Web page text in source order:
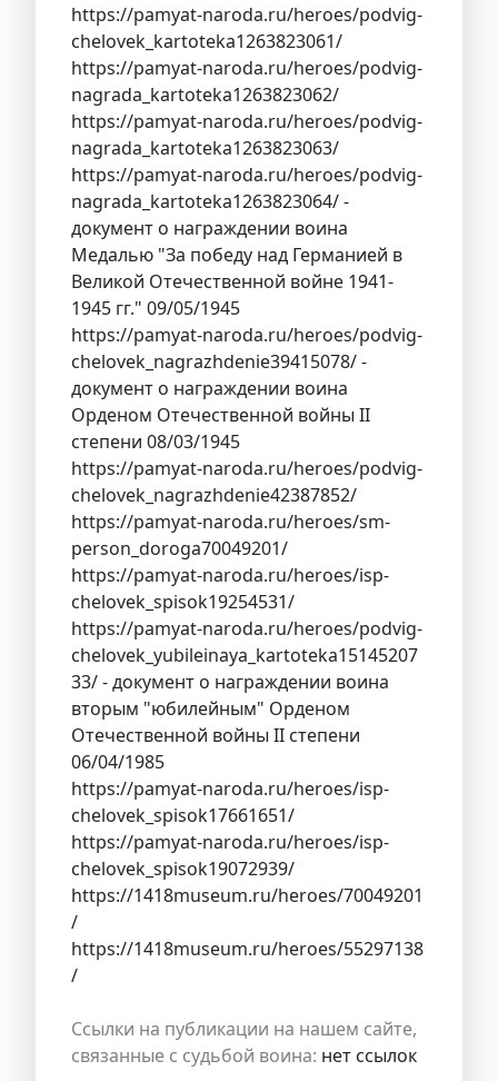
https://pamyat-naroda.ru/heroes/podvig-
chelovek_kartoteka1263823061/
https://pamyat-naroda.ru/heroes/podvig-
nagrada_kartoteka1263823062/
https://pamyat-naroda.ru/heroes/podvig-
nagrada_kartoteka1263823063/
https://pamyat-naroda.ru/heroes/podvig-
nagrada_kartoteka1263823064/ -
документ о награждении воина
Медалью "За победу над Германией в
Великой Отечественной войне 1941-
1945 гг." 09/05/1945
https://pamyat-naroda.ru/heroes/podvig-
chelovek_nagrazhdenie39415078/ -
документ о награждении воина
Орденом Отечественной войны II
степени 08/03/1945
https://pamyat-naroda.ru/heroes/podvig-
chelovek_nagrazhdenie42387852/
https://pamyat-naroda.ru/heroes/sm-
person_doroga70049201/
https://pamyat-naroda.ru/heroes/isp-
chelovek_spisok19254531/
https://pamyat-naroda.ru/heroes/podvig-
chelovek_yubileinaya_kartoteka15145207
33/ - документ о награждении воина
вторым "юбилейным" Орденом
Отечественной войны II степени
06/04/1985
https://pamyat-naroda.ru/heroes/isp-
chelovek_spisok17661651/
https://pamyat-naroda.ru/heroes/isp-
chelovek_spisok19072939/
https://1418museum.ru/heroes/70049201
/
https://1418museum.ru/heroes/55297138
/
Ссылки на публикации на нашем сайте,
связанные с судьбой воина: нет ссылок